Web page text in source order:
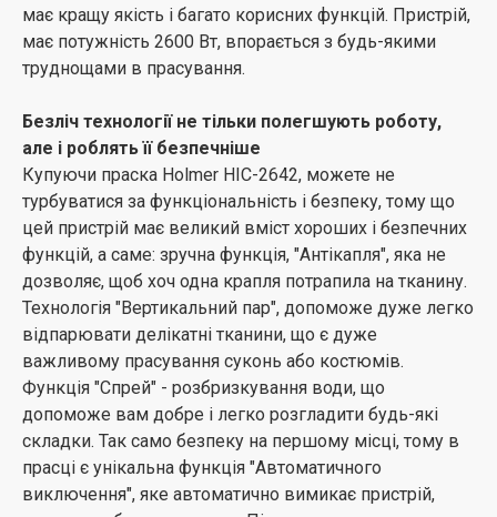
має кращу якість і багато корисних функцій. Пристрій,
має потужність 2600 Вт, впорається з будь-якими
труднощами в прасування.
Безліч технології не тільки полегшують роботу,
але і роблять її безпечніше
Купуючи праска Holmer HIC-2642, можете не
турбуватися за функціональність і безпеку, тому що
цей пристрій має великий вміст хороших і безпечних
функцій, а саме: зручна функція, "Антікапля", яка не
дозволяє, щоб хоч одна крапля потрапила на тканину.
Технологія "Вертикальний пар", допоможе дуже легко
відпарювати делікатні тканини, що є дуже
важливому прасування суконь або костюмів.
Функція "Спрей" - розбризкування води, що
допоможе вам добре і легко розгладити будь-які
складки. Так само безпеку на першому місці, тому в
прасці є унікальна функція "Автоматичного
виключення", яке автоматично вимикає пристрій,